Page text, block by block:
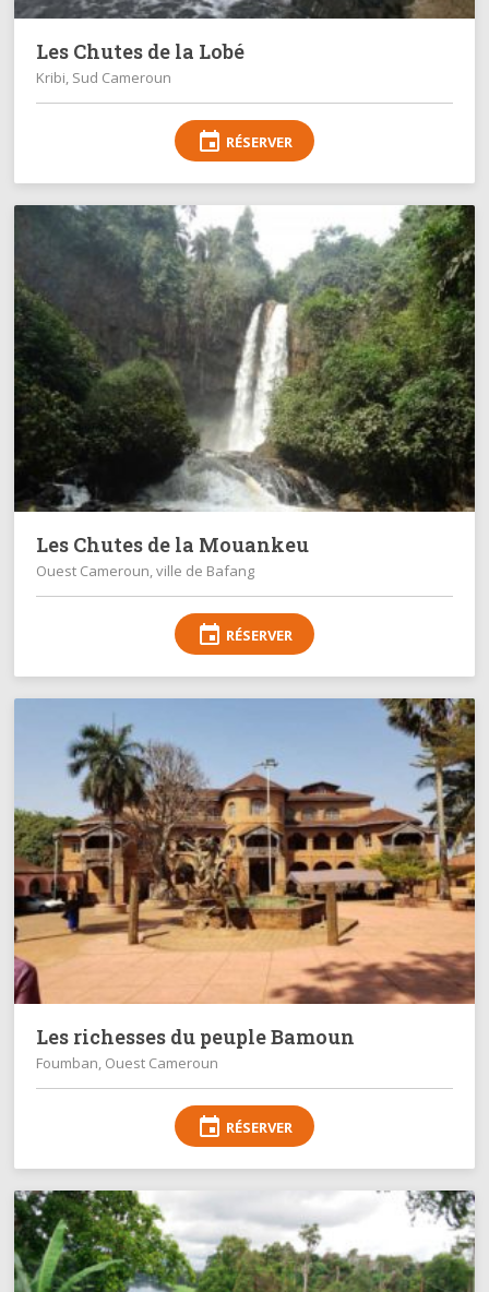
Les Chutes de la Lobé
Kribi, Sud Cameroun
event RÉSERVER
Les Chutes de la Mouankeu
Ouest Cameroun, ville de Bafang
event RÉSERVER
Les richesses du peuple Bamoun
Foumban, Ouest Cameroun
event RÉSERVER